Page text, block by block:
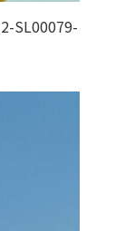
SL00079-